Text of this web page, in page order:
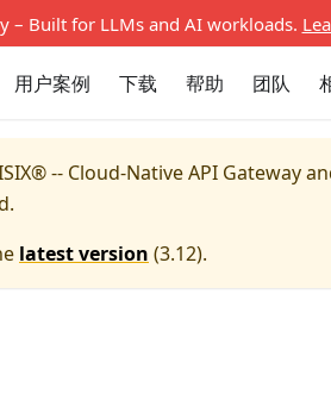
– Built for LLMs and AI workloads.
用户案例 下载 帮助 团队
-- Cloud-Native API Gateway
latest version (3.12).